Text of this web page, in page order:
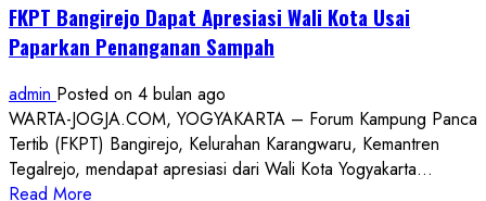
Diduga
Pelaku
Viral
di
Jalan
Kerto
FKPT Bangirejo Dapat Apresiasi Wali Kota Usai
Paparkan Penanganan Sampah
admin Posted on 4 bulan ago
WARTA-JOGJA.COM, YOGYAKARTA – Forum Kampung Panca
Tertib (FKPT) Bangirejo, Kelurahan Karangwaru, Kemantren
Tegalrejo, mendapat apresiasi dari Wali Kota Yogyakarta...
Read More